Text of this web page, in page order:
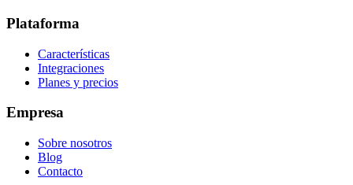
Plataforma
Características
Integraciones
Planes y precios
Empresa
Sobre nosotros
Blog
Contacto